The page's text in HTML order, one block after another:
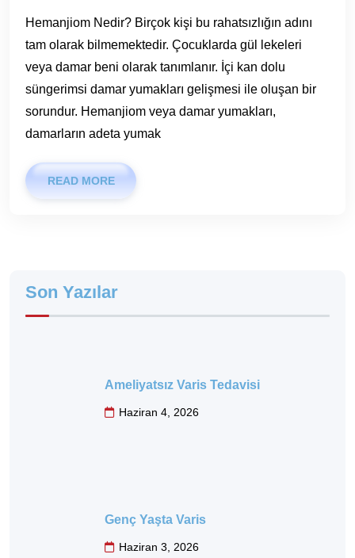
Hemanjiom Nedir? Birçok kişi bu rahatsızlığın adını
tam olarak bilmemektedir. Çocuklarda gül lekeleri
veya damar beni olarak tanımlanır. İçi kan dolu
süngerimsi damar yumakları gelişmesi ile oluşan bir
sorundur. Hemanjiom veya damar yumakları,
damarların adeta yumak
READ MORE
Son Yazılar
Ameliyatsız Varis Tedavisi
Haziran 4, 2026
Genç Yaşta Varis
Haziran 3, 2026